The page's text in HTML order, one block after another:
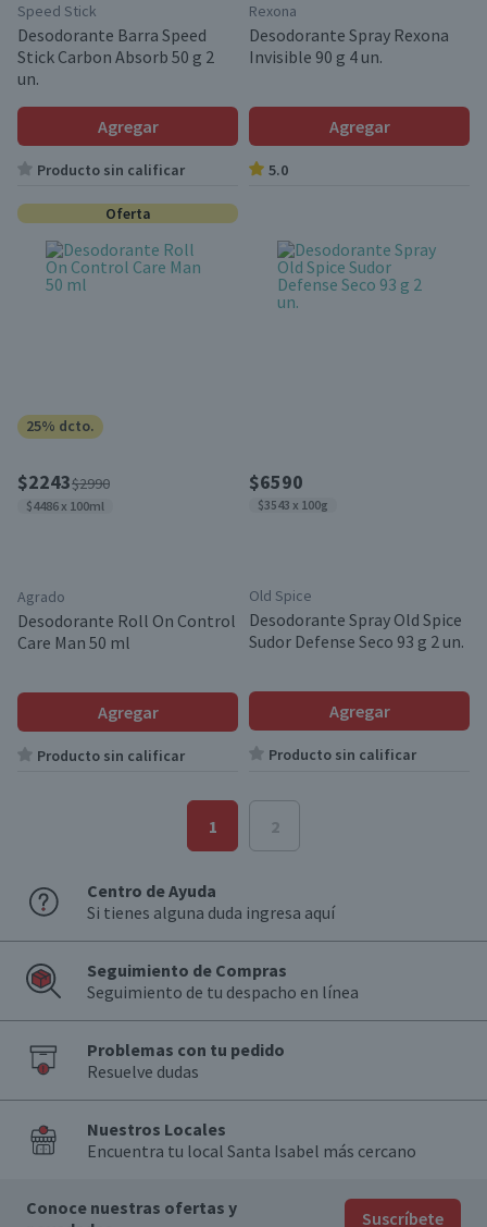
Speed Stick
Desodorante Barra Speed
Stick Carbon Absorb 50 g 2
un.
Agregar
Producto sin calificar
Rexona
Desodorante Spray Rexona
Invisible 90 g 4 un.
Agregar
5.0
Oferta
25% dcto.
$2243$2990
$4486 x 100ml
Agrado
Desodorante Roll On Control
Care Man 50 ml
Agregar
Producto sin calificar
$6590
$3543 x 100g
Old Spice
Desodorante Spray Old Spice
Sudor Defense Seco 93 g 2 un.
Agregar
Producto sin calificar
1 2
Centro de Ayuda
Si tienes alguna duda ingresa aquí
Seguimiento de Compras
Seguimiento de tu despacho en línea
Problemas con tu pedido
Resuelve dudas
Nuestros Locales
Encuentra tu local Santa Isabel más cercano
Conoce nuestras ofertas y
Suscríbete